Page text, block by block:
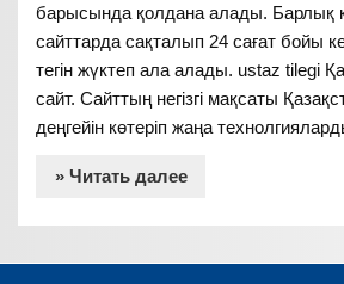
барысында қолдана алады. Барлық
сайттарда сақталып 24 сағат бойы
тегін жүктеп ала алады. ustaz tilegi
сайт. Сайттың негізгі мақсаты
деңгейін көтеріп жаңа
» Читать далее